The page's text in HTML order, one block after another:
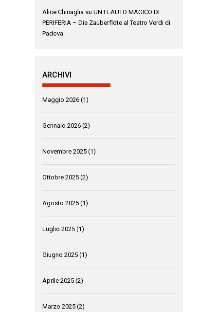
Alice Chinaglia su UN FLAUTO MAGICO DI
PERIFERIA – Die Zauberflöte al Teatro Verdi di
Padova
ARCHIVI
Maggio 2026 (1)
Gennaio 2026 (2)
Novembre 2025 (1)
Ottobre 2025 (2)
Agosto 2025 (1)
Luglio 2025 (1)
Giugno 2025 (1)
Aprile 2025 (2)
Marzo 2025 (2)